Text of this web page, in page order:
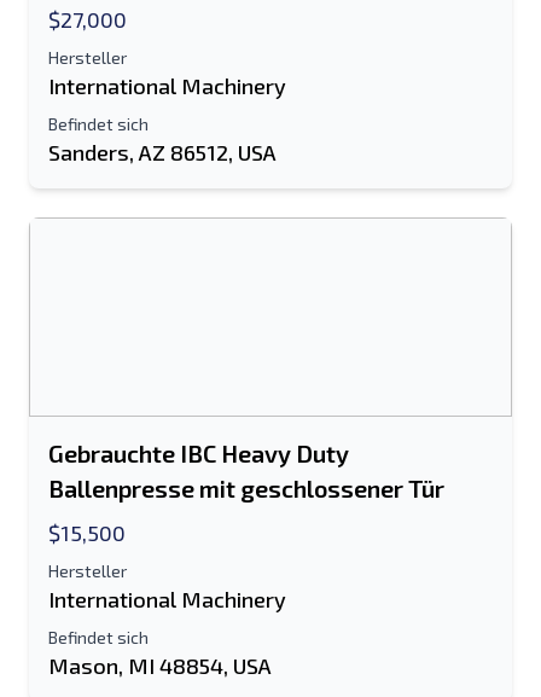
$27,000
Hersteller
International Machinery
Befindet sich
Sanders, AZ 86512, USA
Gebrauchte IBC Heavy Duty
Ballenpresse mit geschlossener Tür
$15,500
Hersteller
International Machinery
Befindet sich
Mason, MI 48854, USA